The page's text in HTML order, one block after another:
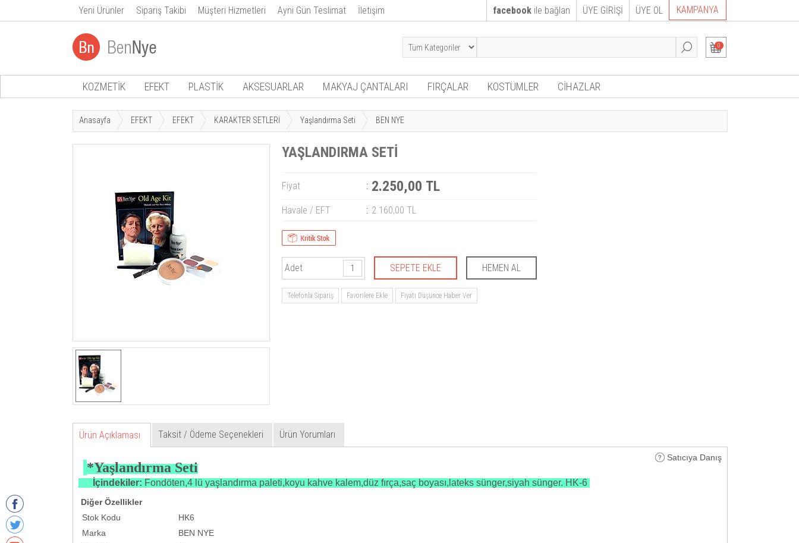
Yeni Ürünler Sipariş Takibi Müşteri Hizmetleri Ayni Gün Teslimat İletişim KAMPANYA
facebook ile bağlan ÜYE GİRİŞİ ÜYE OL
0
KOZMETİK EFEKT PLASTİK AKSESUARLAR MAKYAJ ÇANTALARI FIRÇALAR KOSTÜMLER CİHAZLAR
Anasayfa EFEKT EFEKT KARAKTER SETLERİ Yaşlandırma Seti BEN NYE
YAŞLANDIRMA SETİ
Fiyat : 2.250,00 TL
Havale / EFT : 2.160,00 TL
Adet
Telefonla Sipariş Favorilere Ekle Fiyatı Düşünce Haber Ver
Ürün Açıklaması Taksit / Ödeme Seçenekleri Ürün Yorumları
Satıcıya Danış
*Yaşlandırma Seti
İçindekiler: Fondöten,4 lü yaşlandırma paleti,koyu kahve kalem,düz fırça,saç boyası,lateks sünger,siyah sünger. HK-6
Diğer Özellikler
Stok Kodu
HK6
Marka
BEN NYE